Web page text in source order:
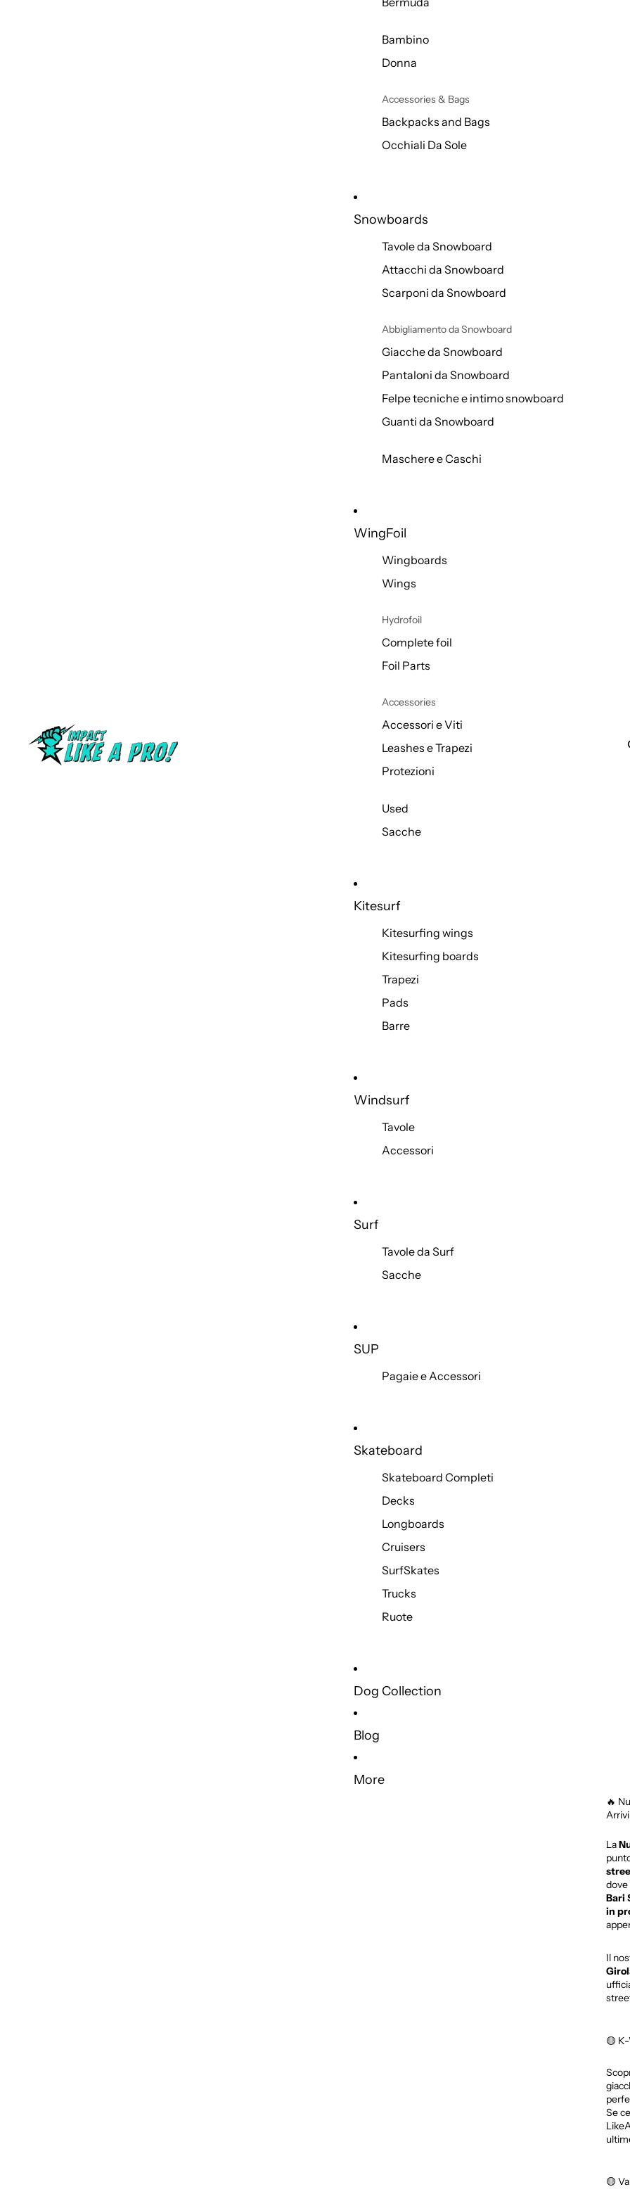
Bambino
Donna
Accessories & Bags
Backpacks and Bags
Occhiali Da Sole
Snowboards
Tavole da Snowboard
Attacchi da Snowboard
Scarponi da Snowboard
Abbigliamento da Snowboard
Giacche da Snowboard
Pantaloni da Snowboard
Felpe tecniche e intimo snowboard
Guanti da Snowboard
Maschere e Caschi
WingFoil
Wingboards
Wings
Hydrofoil
Complete foil
Foil Parts
Accessories
Accessori e Viti
Leashes e Trapezi
Protezioni
Used
Sacche
Kitesurf
Kitesurfing wings
Kitesurfing boards
Trapezi
Pads
Barre
Windsurf
Tavole
Accessori
Surf
Tavole da Surf
Sacche
SUP
Pagaie e Accessori
Skateboard
Skateboard Completi
Decks
Longboards
Cruisers
SurfSkates
Trucks
Ruote
Dog Collection
Blog
More
🔥
Arrivi
La
Bari
in
Il
🟡
Se
🟡